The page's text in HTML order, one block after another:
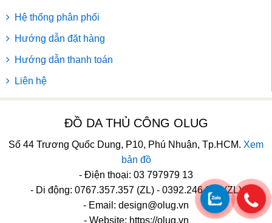
Hệ thống phân phối
Hướng dẫn đặt hàng
Hướng dẫn thanh toán
Liên hệ
ĐỒ DA THỦ CÔNG OLUG
Số 44 Trương Quốc Dung, P10, Phú Nhuận, Tp.HCM. Xem
bản đồ
- Điện thoại: 03 797979 13
- Di động: 0767.357.357 (ZL) - 0392.246.246 (ZL)
- Email: design@olug.vn
- Website: https://olug.vn